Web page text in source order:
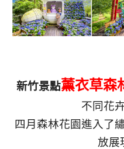
新竹景點薰衣草森
不同花
四月森林花園進入了
放展